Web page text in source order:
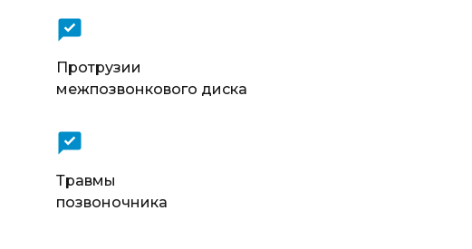
Протрузии
межпозвонкового диска
Травмы
позвоночника